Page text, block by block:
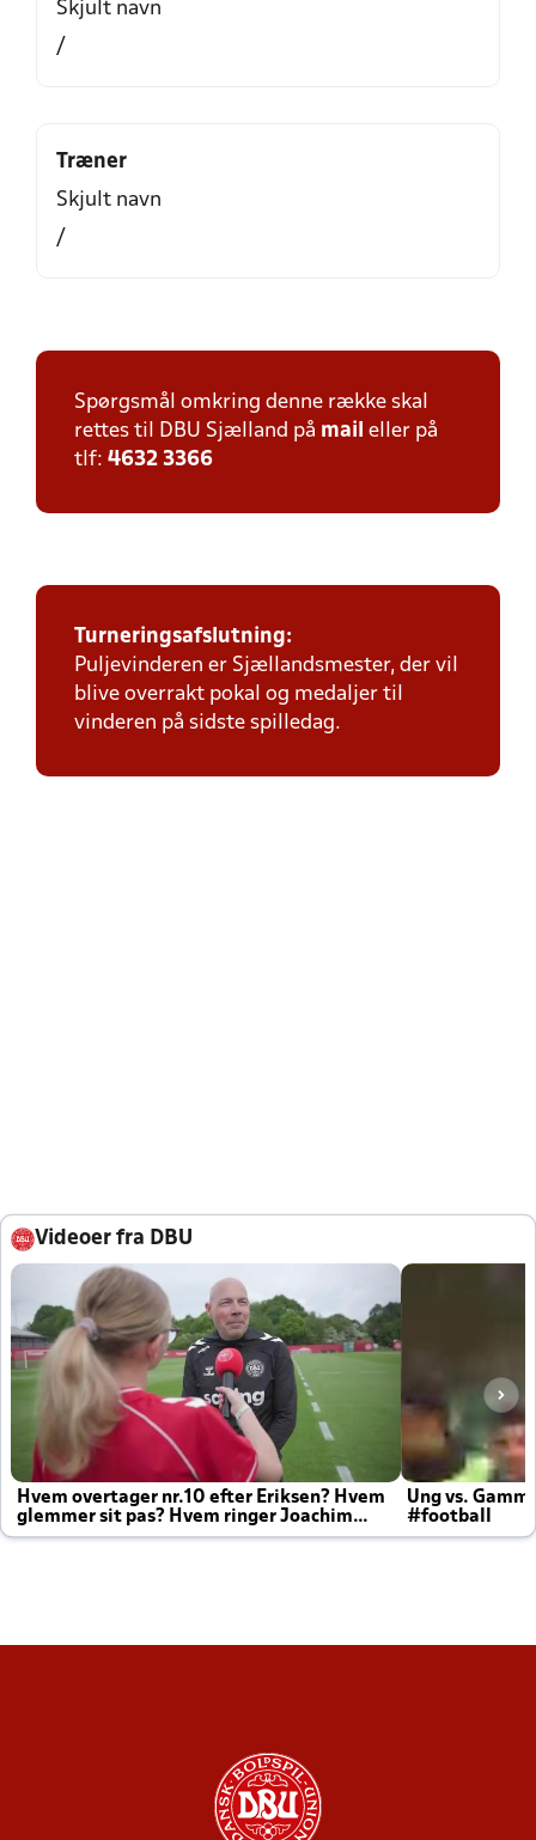
Skjult navn
/
Træner
Skjult navn
/
Spørgsmål omkring denne række skal
rettes til DBU Sjælland på mail eller på
tlf: 4632 3366
Turneringsafslutning:
Puljevinderen er Sjællandsmester, der vil
blive overrakt pokal og medaljer til
vinderen på sidste spilledag.
Videoer fra DBU
Hvem overtager nr.10 efter Eriksen? Hvem
glemmer sit pas? Hvem ringer Joachim
altid til efter kampe?
Ung vs.
#football